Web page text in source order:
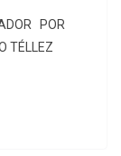
POR
TÉLLEZ